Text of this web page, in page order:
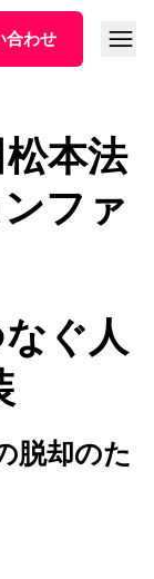
合わせ メニ
本法
ファ
ぐ人
脱却のた